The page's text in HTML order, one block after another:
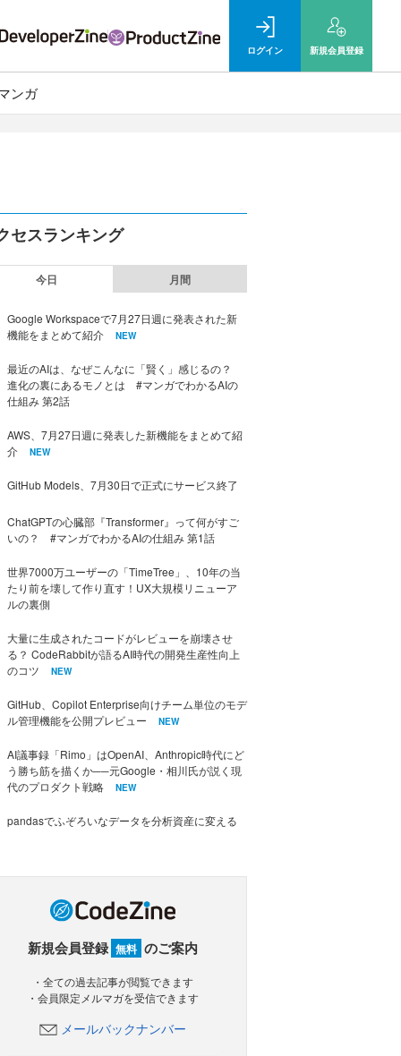
ログイン 新規会員登録
ンガ
セスランキング
今日 月間
Google Workspaceで7月27日週に発表された新
機能をまとめて紹介
NEW
最近のAIは、なぜこんなに「賢く」感じるの？
進化の裏にあるモノとは #マンガでわかるAIの
仕組み 第2話
AWS、7月27日週に発表した新機能をまとめて紹
介
NEW
GitHub Models、7月30日で正式にサービス終了
ChatGPTの心臓部『Transformer』って何がすご
いの？ #マンガでわかるAIの仕組み 第1話
世界7000万ユーザーの「TimeTree」、10年の当
たり前を壊して作り直す！UX大規模リニューア
ルの裏側
大量に生成されたコードがレビューを崩壊させ
る？ CodeRabbitが語るAI時代の開発生産性向上
のコツ
NEW
GitHub、Copilot Enterprise向けチーム単位のモデ
ル管理機能を公開プレビュー
NEW
AI議事録「Rimo」はOpenAI、Anthropic時代にど
う勝ち筋を描くか──元Google・相川氏が説く現
代のプロダクト戦略
NEW
pandasでふぞろいなデータを分析資産に変える
新規会員登録 無料 のご案内
・全ての過去記事が閲覧できます
・会員限定メルマガを受信できます
メールバックナンバー